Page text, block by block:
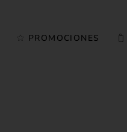
PROMOCIONES